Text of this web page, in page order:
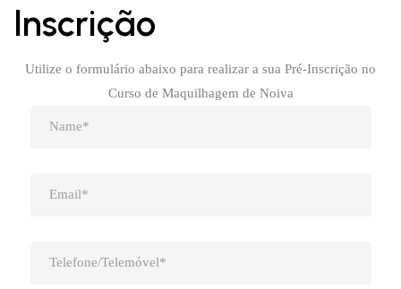
Inscrição
Utilize o formulário abaixo para realizar a sua Pré-Inscrição no
Curso de Maquilhagem de Noiva